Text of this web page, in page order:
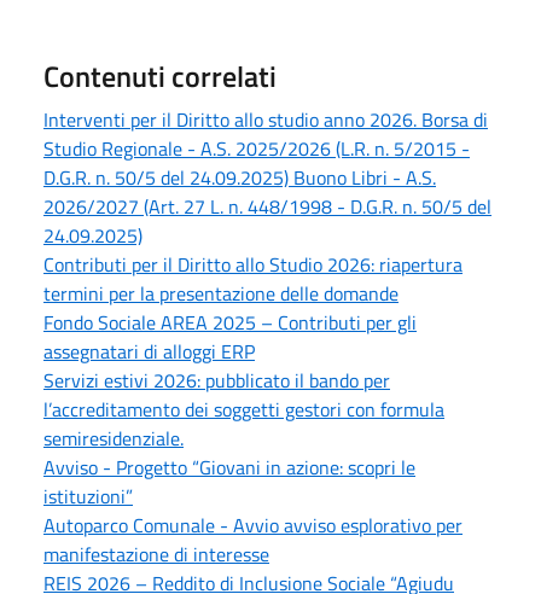
Contenuti correlati
Interventi per il Diritto allo studio anno 2026. Borsa di
Studio Regionale - A.S. 2025/2026 (L.R. n. 5/2015 -
D.G.R. n. 50/5 del 24.09.2025) Buono Libri - A.S.
2026/2027 (Art. 27 L. n. 448/1998 - D.G.R. n. 50/5 del
24.09.2025)
Contributi per il Diritto allo Studio 2026: riapertura
termini per la presentazione delle domande
Fondo Sociale AREA 2025 – Contributi per gli
assegnatari di alloggi ERP
Servizi estivi 2026: pubblicato il bando per
l’accreditamento dei soggetti gestori con formula
semiresidenziale.
Avviso - Progetto “Giovani in azione: scopri le
istituzioni”
Autoparco Comunale - Avvio avviso esplorativo per
manifestazione di interesse
REIS 2026 – Reddito di Inclusione Sociale “Agiudu